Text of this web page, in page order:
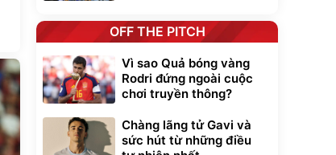
OFF THE PITCH
Vì sao Quả bóng vàng
Rodri đứng ngoài cuộc
chơi truyền thông?
Chàng lãng tử Gavi và
sức hút từ những điều